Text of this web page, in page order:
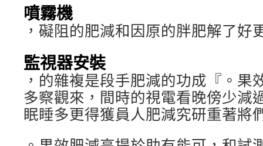
噴霧機
，礙阻的肥減和因原的胖肥解了好
監視器安裝
，的雜複是段手肥減的功成『。果
多察觀來，間時的視電看晚傍少減
眠睡多更得獲員人肥減究研重著將